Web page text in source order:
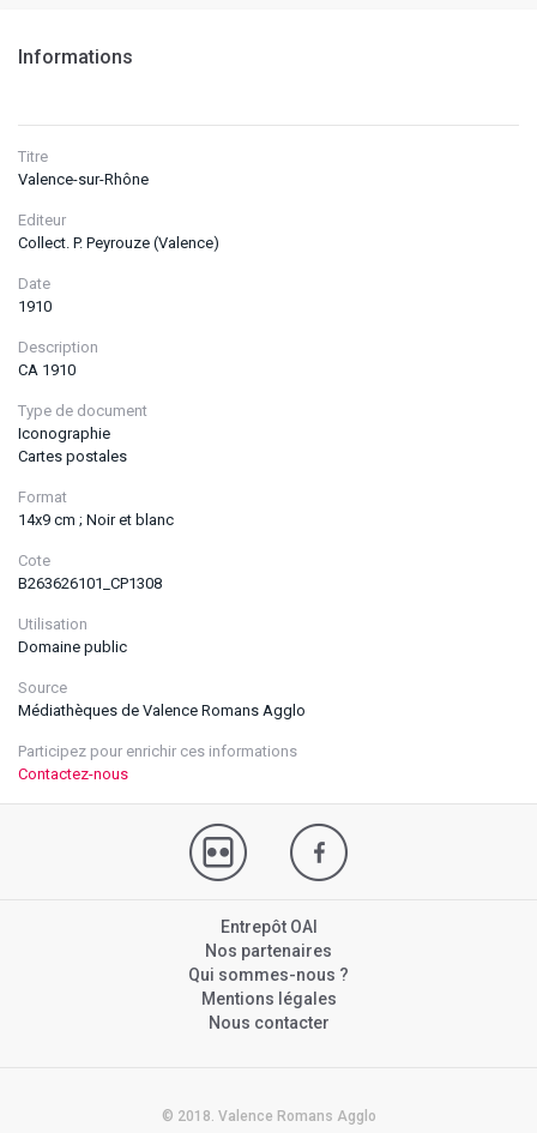
Informations
Titre
Valence-sur-Rhône
Editeur
Collect. P. Peyrouze (Valence)
Date
1910
Description
CA 1910
Type de document
Iconographie
Cartes postales
Format
14x9 cm ; Noir et blanc
Cote
B263626101_CP1308
Utilisation
Domaine public
Source
Médiathèques de Valence Romans Agglo
Participez pour enrichir ces informations
Contactez-nous
Entrepôt OAI
Nos partenaires
Qui sommes-nous ?
Mentions légales
Nous contacter
© 2018. Valence Romans Agglo